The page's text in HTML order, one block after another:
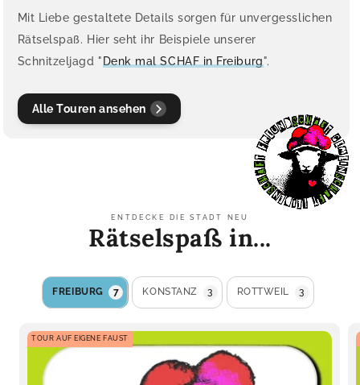
Mit Liebe gestaltete Details sorgen für unvergesslichen
Rätselspaß. Hier seht ihr Beispiele unserer
Schnitzeljagd "Denk mal SCHAF in Freiburg".
Alle Touren ansehen
ENTDECKE DIE STADT NEU
Rätselspaß in...
FREIBURG 7 KONSTANZ 3 ROTTWEIL 3
TOUR AUF EIGENE FAUST